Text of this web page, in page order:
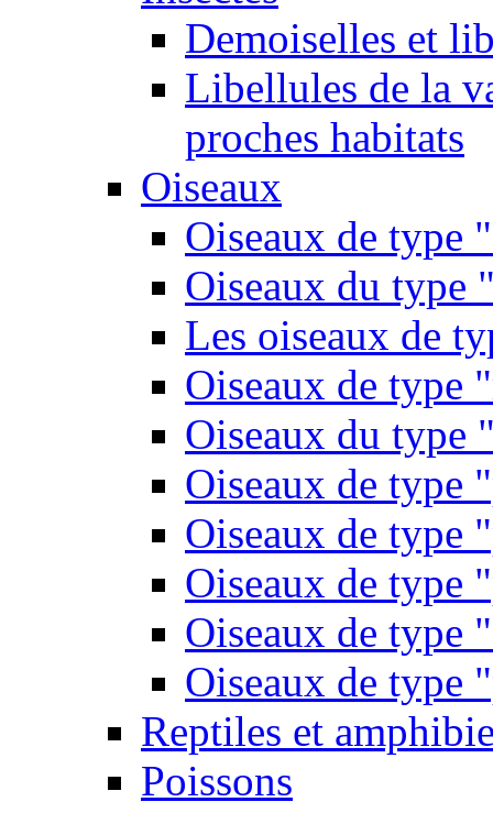
Demoiselles et
Libellules de la
proches habitats
Oiseaux
Oiseaux de type
Oiseaux du type
Les oiseaux de
Oiseaux de type
Oiseaux du type
Oiseaux de type
Oiseaux de type
Oiseaux de type
Oiseaux de type
Oiseaux de type
Reptiles et
Poissons